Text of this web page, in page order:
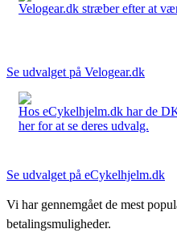
Velogear.dk stræber efter at
Se udvalget på Velogear.dk
Hos eCykelhjelm.dk har de
her for at se deres udvalg.
Se udvalget på eCykelhjelm.dk
Vi har gennemgået de mest
betalingsmuligheder.